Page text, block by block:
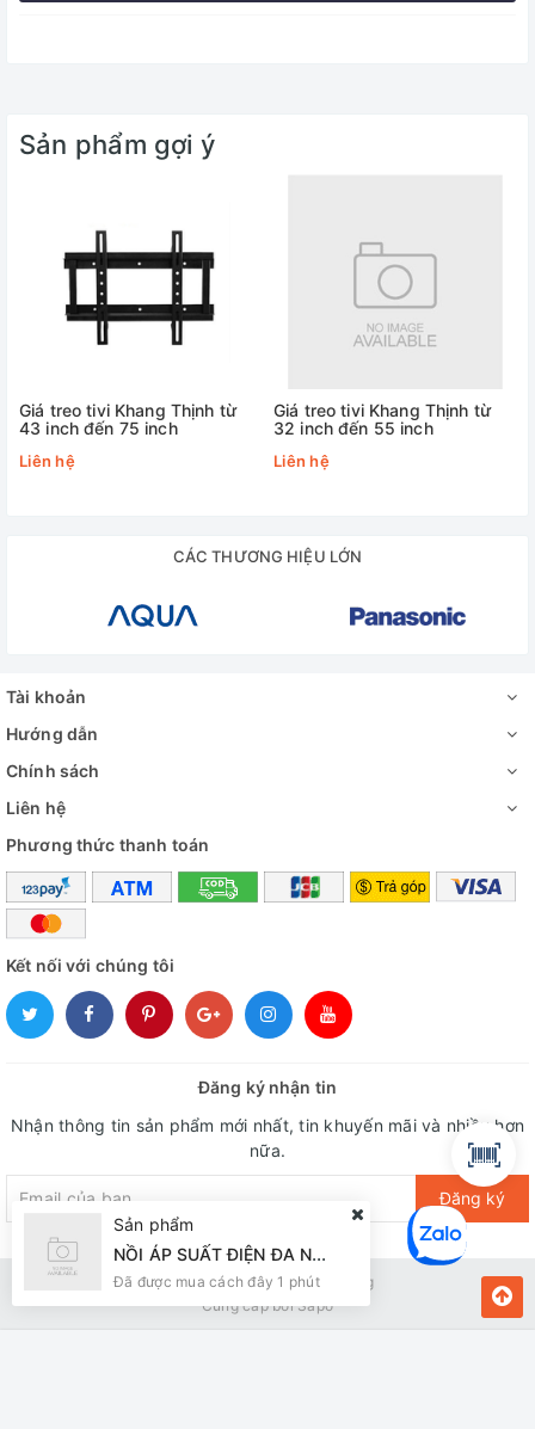
Sản phẩm gợi ý
Giá treo tivi Khang Thịnh từ
43 inch đến 75 inch
Liên hệ
Giá treo tivi Khang Thịnh từ
32 inch đến 55 inch
Liên hệ
CÁC THƯƠNG HIỆU LỚN
Tài khoản
Hướng dẫn
Chính sách
Liên hệ
Phương thức thanh toán
Kết nối với chúng tôi
Đăng ký nhận tin
Nhận thông tin sản phẩm mới nhất, tin khuyến mãi và nhiều hơn
nữa.
Đăng ký
Bản quyền thuộc về Kiến Vàng
Cung cấp bởiSapo
Sản phẩm
NỒI ÁP SUẤT ĐIỆN ĐA NĂNG SUNHOUSE SHD1656
Đã được mua cách đây 1 phút